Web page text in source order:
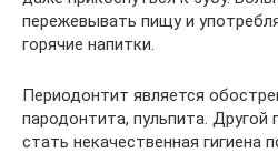
пережевывать пищу и
горячие напитки.
Периодонтит является
пародонтита, пульпита. Другой
стать некачественная гигиена